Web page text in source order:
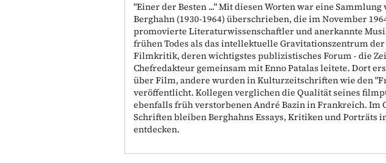
"Einer der Besten ..." Mit diesen Worten war eine
Berghahn (1930-1964) überschrieben, die im November
promovierte Literaturwissenschaftler und anerkannte
frühen Todes als das intellektuelle Gravitationszentrum
Filmkritik, deren wichtigstes publizistisches Forum - die
Chefredakteur gemeinsam mit Enno Patalas leitete. Dort
über Film, andere wurden in Kulturzeitschriften wie den
veröffentlicht. Kollegen verglichen die Qualität seines
ebenfalls früh verstorbenen André Bazin in Frankreich. Im
Schriften bleiben Berghahns Essays, Kritiken und Porträts
entdecken.